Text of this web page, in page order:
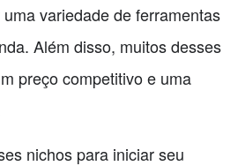
variedade de ferramentas
Além disso, muitos desses
preço competitivo e uma
nichos para iniciar seu